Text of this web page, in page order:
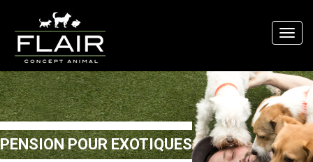
PENSION POUR EXOTIQUES